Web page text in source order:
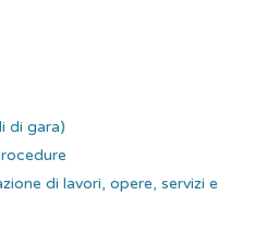
di gara)
di lavori, opere, servizi e